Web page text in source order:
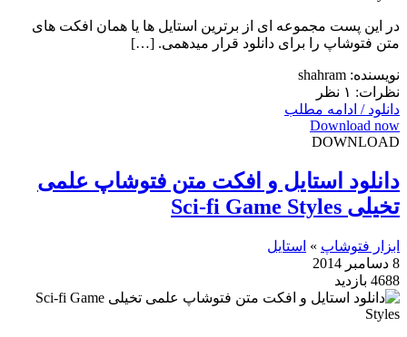
در این پست مجموعه ای از برترین استایل ها یا همان افکت های
متن فتوشاپ را برای دانلود قرار میدهمی. […]
نویسنده: shahram
نظرات: ۱ نظر
دانلود / ادامه مطلب
Download now
DOWNLOAD
دانلود استایل و افکت متن فتوشاپ علمی
تخیلی Sci-fi Game Styles
ابزار فتوشاپ » استایل
8 دسامبر 2014
4688 بازدید